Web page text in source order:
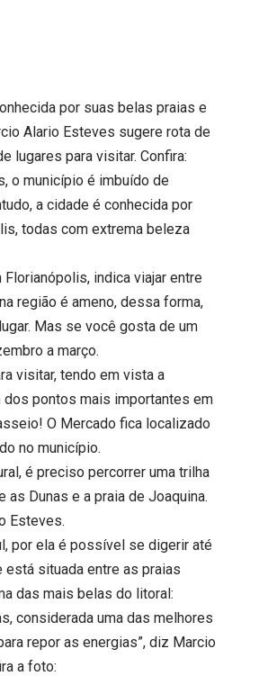
por suas belas praias e
Alario Esteves sugere rota de
lugares para visitar. Confira:
o município é imbuído de
a cidade é conhecida por
todas com extrema beleza
indica viajar entre
região é ameno, dessa forma,
Mas se você gosta de um
a março.
visitar, tendo em vista a
dos pontos mais importantes em
O Mercado fica localizado
no município.
é preciso percorrer uma trilha
Dunas e a praia de Joaquina.
Esteves.
por ela é possível se digerir até
está situada entre as praias
das mais belas do litoral:
considerada uma das melhores
repor as energias”, diz Marcio
a foto: